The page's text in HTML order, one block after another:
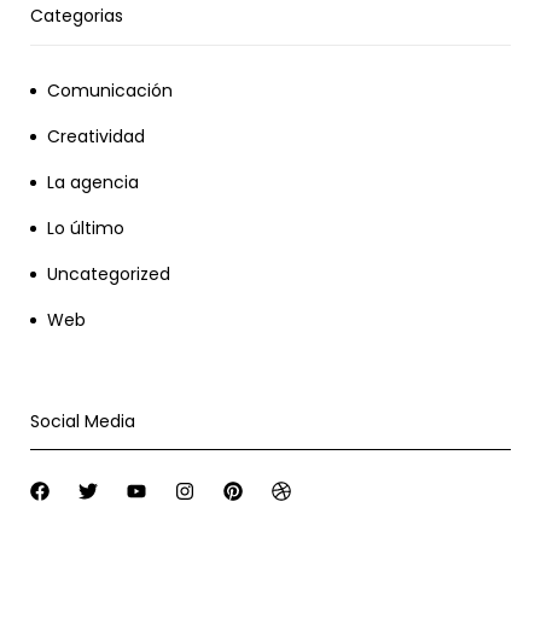
Categorias
Comunicación
Creatividad
La agencia
Lo último
Uncategorized
Web
Social Media